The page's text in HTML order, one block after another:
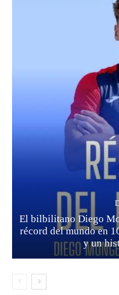
El bilbilitano Diego
récord del mundo en
y un